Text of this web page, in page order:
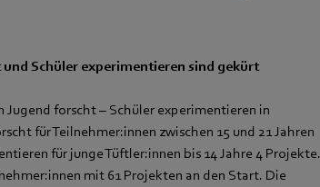
Schüler experimentieren sind gekürt
forscht – Schüler experimentieren in
für Teilnehmer:innen zwischen 15 und 21 Jahren
für junge Tüftler:innen bis 14 Jahre 4 Projekte.
mit 61 Projekten an den Start. Die